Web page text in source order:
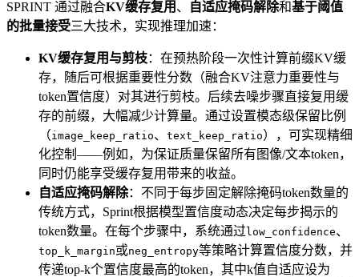
SPRINT 通过融合KV缓存复用 、 自适应掩码解除和基于阈值
的批量接受三大技术，实现推理加速：
KV缓存复用与剪枝：在预热阶段一次性计算前缀KV缓
存，随后可根据重要性分数（融合KV注意力重要性与
token置信度）对其进行剪枝。后续去噪步骤直接复用缓
存的前缀，大幅减少计算量。通过设置模态级保留比例
（image_keep_ratio、 text_keep_ratio），可实现精细
化控制——例如，为保证质量保留所有图像/文本token，
同时仍能享受缓存复用带来的收益。
自适应掩码解除：不同于每步固定解除掩码token数量的
传统方式，Sprint根据模型置信度动态决定每步揭示的
token数量。在每个步骤中，系统通过 low_confidence、
top_k_margin或neg_entropy等策略计算置信度分数，并
传递top-k个置信度最高的token，其中k值自适应设为